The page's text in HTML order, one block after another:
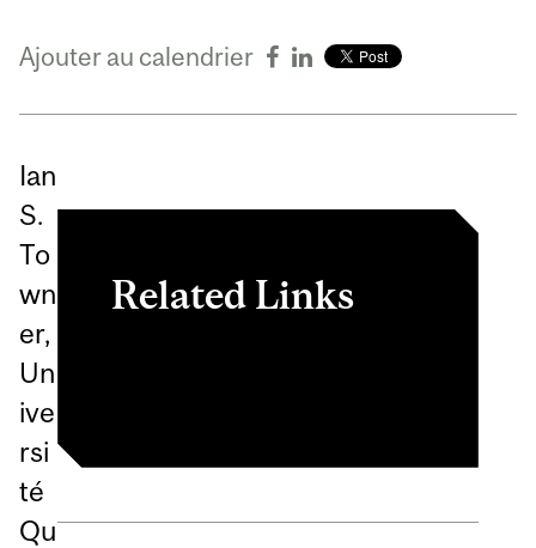
Ajouter au calendrier
Ian
S.
To
wn
er,
Un
ive
rsi
té
Qu
Related Links